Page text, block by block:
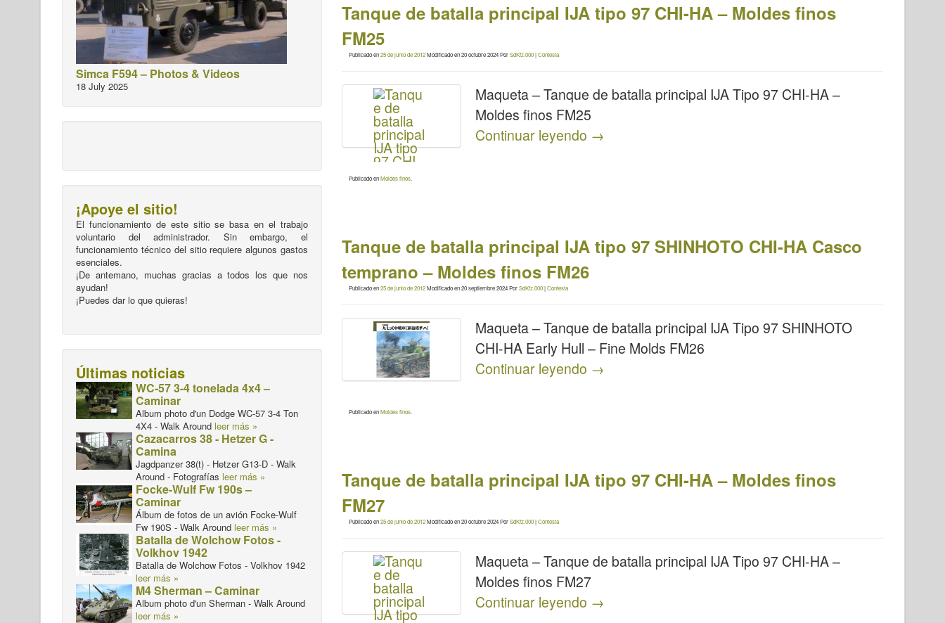
Tanque de batalla principal IJA tipo 97 CHI-HA – Moldes finos
FM25
Publicado en25 de junio de 2012Modificado en20 octubre 2024PorSdKfz.000|Contesta
Maqueta – Tanque de batalla principal IJA Tipo 97 CHI-HA –
Moldes finos FM25
Continuar leyendo →
Publicado enMoldes finos
Tanque de batalla principal IJA tipo 97 SHINHOTO CHI-HA Casco
temprano – Moldes finos FM26
Publicado en25 de junio de 2012Modificado en20 septiembre 2024PorSdKfz.000|Contesta
Maqueta – Tanque de batalla principal IJA Tipo 97 SHINHOTO
CHI-HA Early Hull – Fine Molds FM26
Continuar leyendo →
Publicado enMoldes finos
Tanque de batalla principal IJA tipo 97 CHI-HA – Moldes finos
FM27
Publicado en25 de junio de 2012Modificado en20 octubre 2024PorSdKfz.000|Contesta
Maqueta – Tanque de batalla principal IJA Tipo 97 CHI-HA –
Moldes finos FM27
Continuar leyendo →
Simca F594 – Photos & Videos
18 July 2025
¡Apoye el sitio!
El funcionamiento de este sitio se basa en el trabajo
voluntario del administrador. Sin embargo, el
funcionamiento técnico del sitio requiere algunos gastos
esenciales.
¡De antemano, muchas gracias a todos los que nos
ayudan!
¡Puedes dar lo que quieras!
Últimas noticias
WC-57 3-4 tonelada 4x4 –
Caminar
Album photo d'un Dodge WC-57 3-4 Ton
4X4 - Walk Around leer más »
Cazacarros 38 - Hetzer G -
Camina
Jagdpanzer 38(t) - Hetzer G13-D - Walk
Around - Fotografías leer más »
Focke-Wulf Fw 190s –
Caminar
Álbum de fotos de un avión Focke-Wulf
Fw 190S - Walk Around leer más »
Batalla de Wolchow Fotos -
Volkhov 1942
Batalla de Wolchow Fotos - Volkhov 1942
leer más »
M4 Sherman – Caminar
Album photo d'un Sherman - Walk Around
leer más »